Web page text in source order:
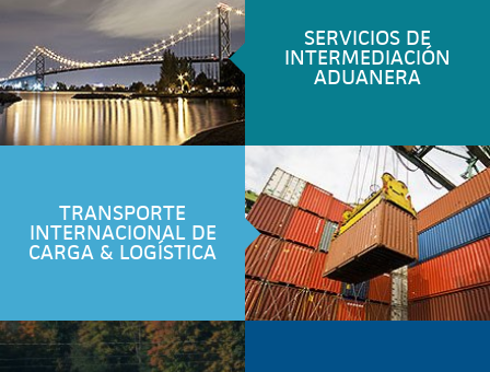
SERVICIOS DE
INTERMEDIACIÓN
ADUANERA
TRANSPORTE
INTERNACIONAL DE
CARGA & LOGÍSTICA